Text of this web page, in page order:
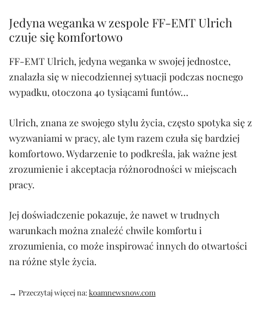
Jedyna weganka w zespole FF-EMT Ulrich
czuje się komfortowo
FF-EMT Ulrich, jedyna weganka w swojej jednostce,
znalazła się w niecodziennej sytuacji podczas nocnego
wypadku, otoczona 40 tysiącami funtów…
Ulrich, znana ze swojego stylu życia, często spotyka się z
wyzwaniami w pracy, ale tym razem czuła się bardziej
komfortowo. Wydarzenie to podkreśla, jak ważne jest
zrozumienie i akceptacja różnorodności w miejscach
pracy.
Jej doświadczenie pokazuje, że nawet w trudnych
warunkach można znaleźć chwile komfortu i
zrozumienia, co może inspirować innych do otwartości
na różne style życia.
→ Przeczytaj więcej na:koamnewsnow.com